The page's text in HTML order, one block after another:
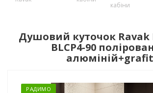
кабіни
Душовий куточок Ravak
BLCP4-90
алюміній+grafit
РАДИМО